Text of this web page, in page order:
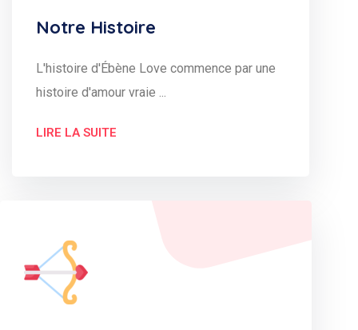
Notre Histoire
L'histoire d'Ébène Love commence par une
histoire d'amour vraie ...
LIRE LA SUITE